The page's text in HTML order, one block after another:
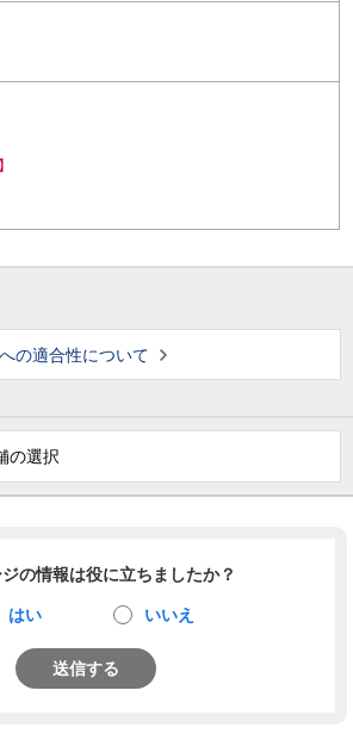
の適合性について
の選択
の情報は役に立ちましたか？
はい いいえ
送信する